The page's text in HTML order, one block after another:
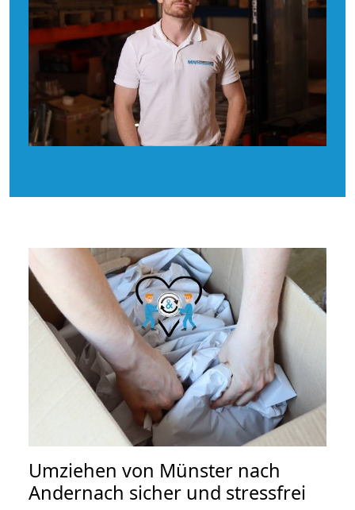
Umziehen von Münster nach
Andernach sicher und stressfrei